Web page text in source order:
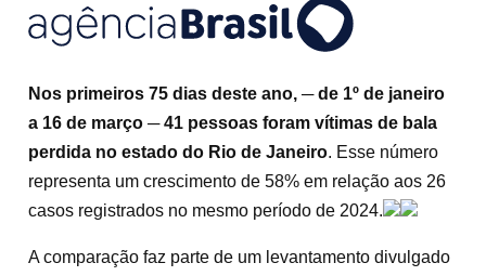
Nos primeiros 75 dias deste ano, ─ de 1º de janeiro
a 16 de março ─ 41 pessoas foram vítimas de bala
perdida no estado do Rio de Janeiro. Esse número
representa um crescimento de 58% em relação aos 26
casos registrados no mesmo período de 2024.
A comparação faz parte de um levantamento divulgado